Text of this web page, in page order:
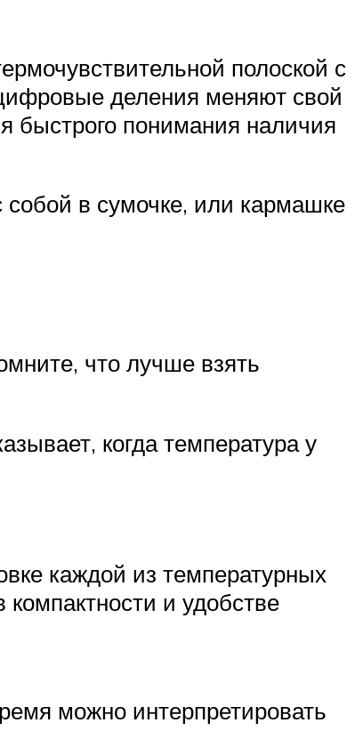
полоской с
деления меняют свой
быстрого понимания наличия
собой в сумочке, или кармашке
что лучше взять
когда температура у
каждой из температурных
и удобстве
можно интерпретировать